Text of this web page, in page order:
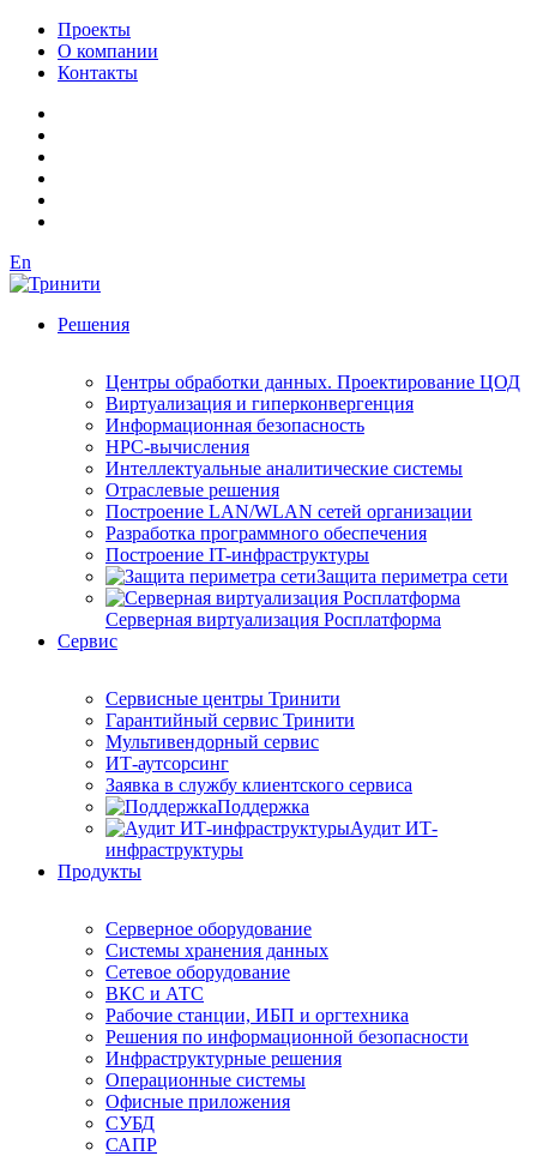
Проекты
О компании
Контакты
En
Решения
Центры обработки данных. Проектирование ЦОД
Виртуализация и гиперконвергенция
Информационная безопасность
HPC-вычисления
Интеллектуальные аналитические системы
Отраслевые решения
Построение LAN/WLAN сетей организации
Разработка программного обеспечения
Построение IT-инфраструктуры
Защита периметра сети
Серверная виртуализация Росплатформа
Сервис
Сервисные центры Тринити
Гарантийный сервис Тринити
Мультивендорный сервис
ИТ-аутсорсинг
Заявка в службу клиентского сервиса
Поддержка
Аудит ИТ-
инфраструктуры
Продукты
Серверное оборудование
Системы хранения данных
Сетевое оборудование
ВКС и АТС
Рабочие станции, ИБП и оргтехника
Решения по информационной безопасности
Инфраструктурные решения
Операционные системы
Офисные приложения
СУБД
САПР